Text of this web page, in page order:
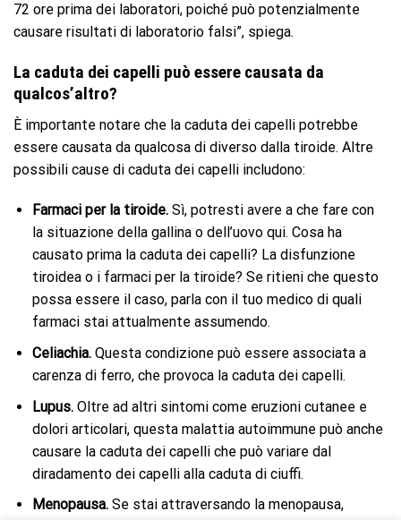
72 ore prima dei laboratori, poiché può potenzialmente
causare risultati di laboratorio falsi”, spiega.
La caduta dei capelli può essere causata da
qualcos’altro?
È importante notare che la caduta dei capelli potrebbe
essere causata da qualcosa di diverso dalla tiroide. Altre
possibili cause di caduta dei capelli includono:
Farmaci per la tiroide. Sì, potresti avere a che fare con
la situazione della gallina o dell’uovo qui. Cosa ha
causato prima la caduta dei capelli? La disfunzione
tiroidea o i farmaci per la tiroide? Se ritieni che questo
possa essere il caso, parla con il tuo medico di quali
farmaci stai attualmente assumendo.
Celiachia. Questa condizione può essere associata a
carenza di ferro, che provoca la caduta dei capelli.
Lupus. Oltre ad altri sintomi come eruzioni cutanee e
dolori articolari, questa malattia autoimmune può anche
causare la caduta dei capelli che può variare dal
diradamento dei capelli alla caduta di ciuffi.
Menopausa.Se stai attraversando la menopausa,